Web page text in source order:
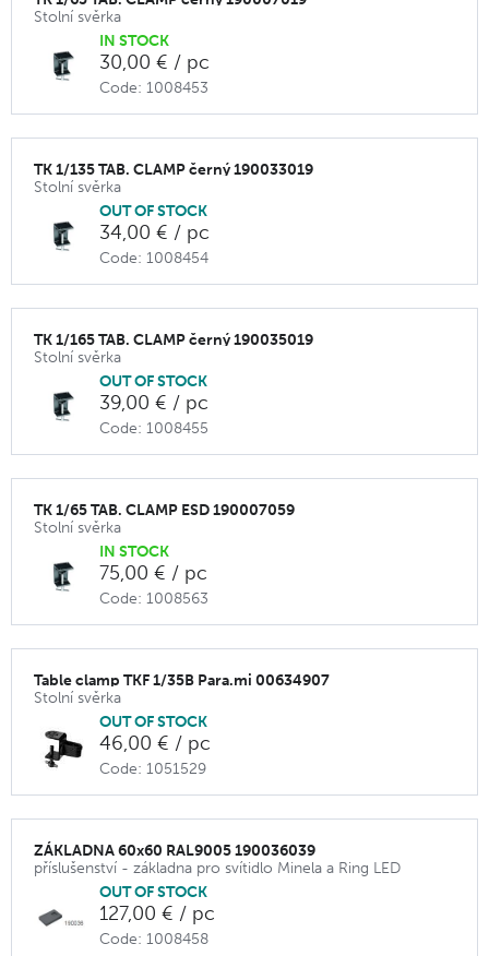
Stolní svěrka
IN STOCK
30,00 € / pc
Code: 1008453
TK 1/135 TAB. CLAMP černý 190033019
Stolní svěrka
OUT OF STOCK
34,00 € / pc
Code: 1008454
TK 1/165 TAB. CLAMP černý 190035019
Stolní svěrka
OUT OF STOCK
39,00 € / pc
Code: 1008455
TK 1/65 TAB. CLAMP ESD 190007059
Stolní svěrka
IN STOCK
75,00 € / pc
Code: 1008563
Table clamp TKF 1/35B Para.mi 00634907
Stolní svěrka
OUT OF STOCK
46,00 € / pc
Code: 1051529
ZÁKLADNA 60x60 RAL9005 190036039
příslušenství - základna pro svítidlo Minela a Ring LED
OUT OF STOCK
127,00 € / pc
Code: 1008458